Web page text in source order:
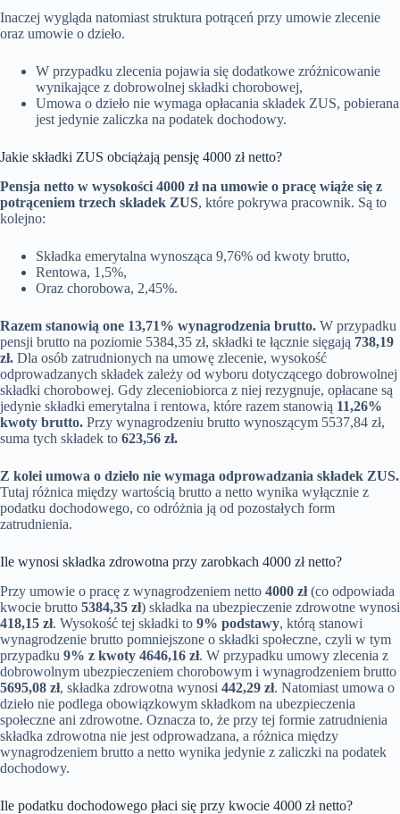
Inaczej wygląda natomiast struktura potrąceń przy umowie zlecenie
oraz umowie o dzieło.
W przypadku zlecenia pojawia się dodatkowe zróżnicowanie
wynikające z dobrowolnej składki chorobowej,
Umowa o dzieło nie wymaga opłacania składek ZUS, pobierana
jest jedynie zaliczka na podatek dochodowy.
Jakie składki ZUS obciążają pensję 4000 zł netto?
Pensja netto w wysokości 4000 zł na umowie o pracę wiąże się z
potrąceniem trzech składek ZUS, które pokrywa pracownik. Są to
kolejno:
Składka emerytalna wynosząca 9,76% od kwoty brutto,
Rentowa, 1,5%,
Oraz chorobowa, 2,45%.
Razem stanowią one 13,71% wynagrodzenia brutto. W przypadku
pensji brutto na poziomie 5384,35 zł, składki te łącznie sięgają 738,19
zł. Dla osób zatrudnionych na umowę zlecenie, wysokość
odprowadzanych składek zależy od wyboru dotyczącego dobrowolnej
składki chorobowej. Gdy zleceniobiorca z niej rezygnuje, opłacane są
jedynie składki emerytalna i rentowa, które razem stanowią 11,26%
kwoty brutto. Przy wynagrodzeniu brutto wynoszącym 5537,84 zł,
suma tych składek to 623,56 zł.
Z kolei umowa o dzieło nie wymaga odprowadzania składek ZUS.
Tutaj różnica między wartością brutto a netto wynika wyłącznie z
podatku dochodowego, co odróżnia ją od pozostałych form
zatrudnienia.
Ile wynosi składka zdrowotna przy zarobkach 4000 zł netto?
Przy umowie o pracę z wynagrodzeniem netto 4000 zł(co odpowiada
kwocie brutto 5384,35 zł) składka na ubezpieczenie zdrowotne wynosi
418,15 zł. Wysokość tej składki to 9% podstawy, którą stanowi
wynagrodzenie brutto pomniejszone o składki społeczne, czyli w tym
przypadku 9% z kwoty 4646,16 zł. W przypadku umowy zlecenia z
dobrowolnym ubezpieczeniem chorobowym i wynagrodzeniem brutto
5695,08 zł, składka zdrowotna wynosi 442,29 zł. Natomiast umowa o
dzieło nie podlega obowiązkowym składkom na ubezpieczenia
społeczne ani zdrowotne. Oznacza to, że przy tej formie zatrudnienia
składka zdrowotna nie jest odprowadzana, a różnica między
wynagrodzeniem brutto a netto wynika jedynie z zaliczki na podatek
dochodowy.
Ile podatku dochodowego płaci się przy kwocie 4000 zł netto?